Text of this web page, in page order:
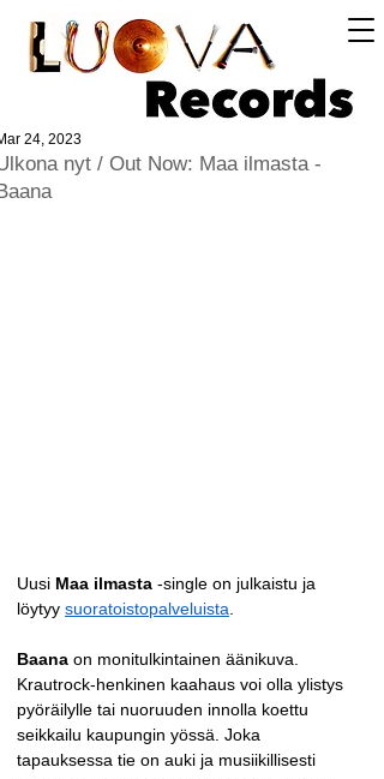
Log In
nyt / Out Now: Maa ilmasta -
24, 2023
Uusi Maa ilmasta -single on julkaistu ja
löytyy suoratoistopalveluista
Baana on monitulkintainen äänikuva.
Krautrock-henkinen kaahaus voi olla ylistys
pyöräilylle tai nuoruuden innolla koettu
seikkailu kaupungin yössä. Joka
tapauksessa tie on auki ja musiikillisesti